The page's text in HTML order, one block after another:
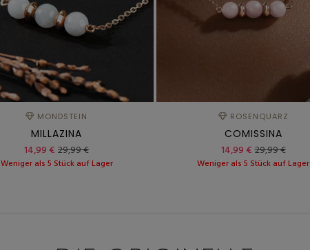
MONDSTEIN
MILLAZINA
14,99 € 29,99 €
Weniger als 5 Stück auf Lager
ROSENQUARZ
COMISSINA
14,99 € 29,99 €
Weniger als 5 Stück auf Lager